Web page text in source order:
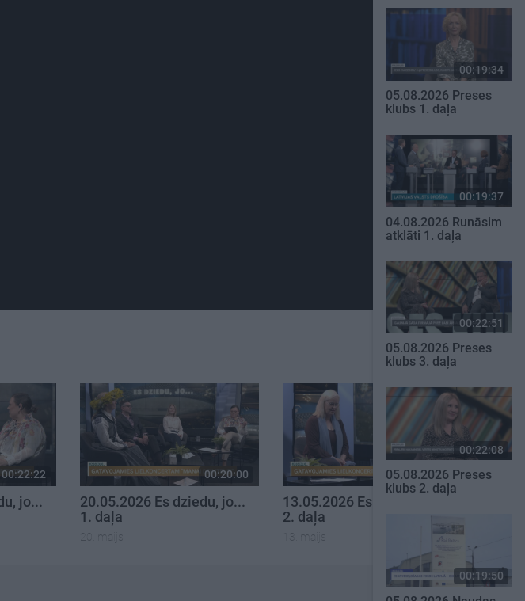
00:22:22
jo...
00:20:00
20.05.2026 Es dziedu, jo...
1. daļa
20. maijs
00:23:20
13.05.2026 Es dziedu, jo...
2. daļa
13. maijs
00:19:34
05.08.2026 Preses
klubs 1. daļa
00:19:37
04.08.2026 Runāsim
atklāti 1. daļa
00:22:51
05.08.2026 Preses
klubs 3. daļa
00:22:08
05.08.2026 Preses
klubs 2. daļa
00:19:50